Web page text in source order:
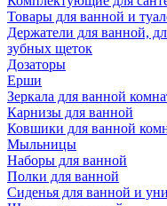
Товары для ванной и
Держатели для ванной,
зубных щеток
Дозаторы
Ерши
Зеркала для ванной
Карнизы для ванной
Ковшики для ванной
Мыльницы
Наборы для ванной
Полки для ванной
Сиденья для ванной и